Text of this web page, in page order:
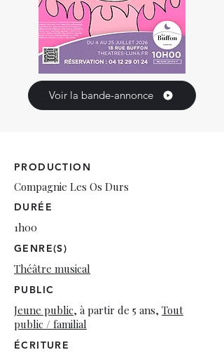
Voir la bande-annonce
PRODUCTION
Compagnie Les Os Durs
DURÉE
1h00
GENRE(S)
Théâtre musical
PUBLIC
Jeune public, à partir de 5 ans, Tout
public / familial
ÉCRITURE